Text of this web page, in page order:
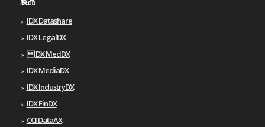
IDX Datashare
IDX LegalDX
IDX MedDX
IDX MediaDX
IDX IndustryDX
IDX FinDX
CCI DataAX